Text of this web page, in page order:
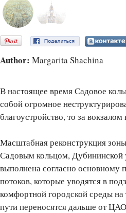
Author: Margarita Shachina
В настоящее время Садовое
собой огромное
благоустройство, то за
Масштабная реконструкция
Садовым кольцом, Дубининской
выполнена согласно основному
потоков, которые уводятся в
комфортной городской среды
пути переносятся дальше от